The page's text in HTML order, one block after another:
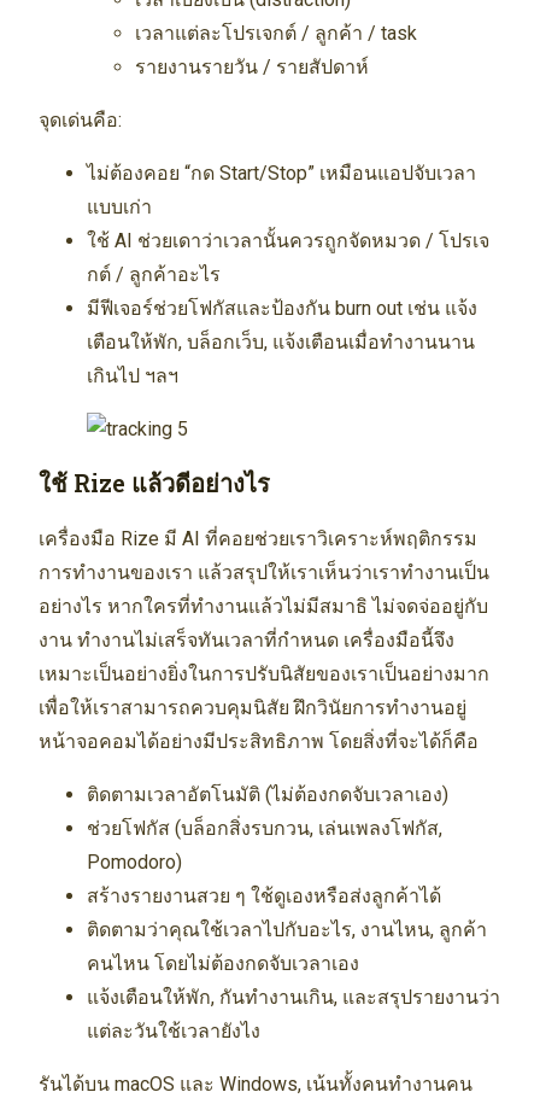
เวลาแต่ละโปรเจกต์ / ลูกค้า / task
รายงานรายวัน / รายสัปดาห์
จุดเด่นคือ:
ไม่ต้องคอย “กด Start/Stop” เหมือนแอปจับเวลา
แบบเก่า
ใช้ AI ช่วยเดาว่าเวลานั้นควรถูกจัดหมวด / โปรเจ
กต์ / ลูกค้าอะไร
มีฟีเจอร์ช่วยโฟกัสและป้องกัน burn out เช่น แจ้ง
เตือนให้พัก, บล็อกเว็บ, แจ้งเตือนเมื่อทำงานนาน
เกินไป ฯลฯ
ใช้ Rize แล้วดีอย่างไร
เครื่องมือ Rize มี AI ที่คอยช่วยเราวิเคราะห์พฤติกรรม
การทำงานของเรา แล้วสรุปให้เราเห็นว่าเราทำงานเป็น
อย่างไร หากใครที่ทำงานแล้วไม่มีสมาธิ ไม่จดจ่ออยู่กับ
งาน ทำงานไม่เสร็จทันเวลาที่กำหนด เครื่องมือนี้จึง
เหมาะเป็นอย่างยิ่งในการปรับนิสัยของเราเป็นอย่างมาก
เพื่อให้เราสามารถควบคุมนิสัย ฝึกวินัยการทำงานอยู่
หน้าจอคอมได้อย่างมีประสิทธิภาพ โดยสิ่งที่จะได้ก็คือ
ติดตามเวลาอัตโนมัติ (ไม่ต้องกดจับเวลาเอง)
ช่วยโฟกัส (บล็อกสิ่งรบกวน, เล่นเพลงโฟกัส,
Pomodoro)
สร้างรายงานสวย ๆ ใช้ดูเองหรือส่งลูกค้าได้
ติดตามว่าคุณใช้เวลาไปกับอะไร, งานไหน, ลูกค้า
คนไหน โดยไม่ต้องกดจับเวลาเอง
แจ้งเตือนให้พัก, กันทำงานเกิน, และสรุปรายงานว่า
แต่ละวันใช้เวลายังไง
รันได้บน macOS และ Windows, เน้นทั้งคนทำงานคน